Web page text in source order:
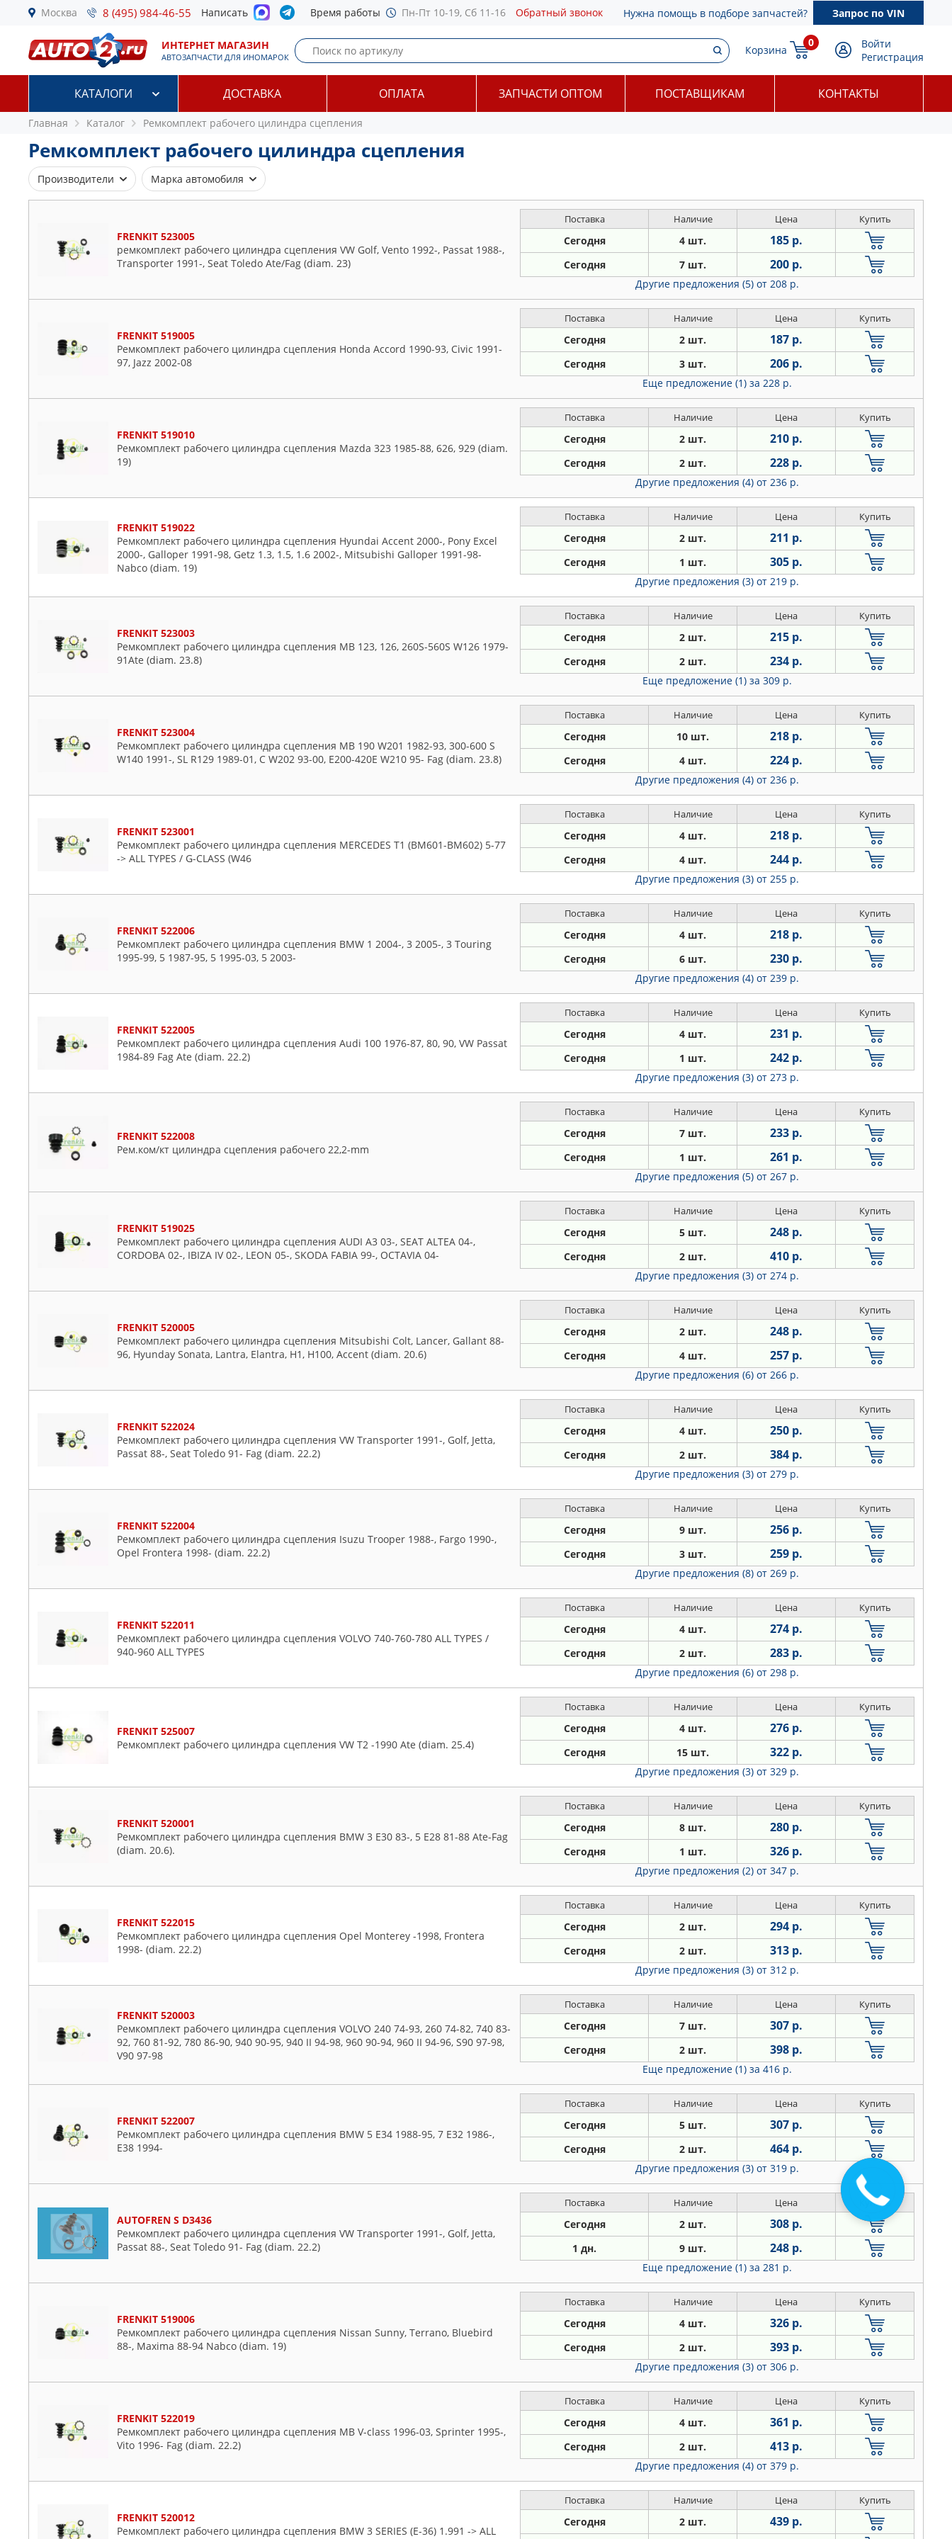
Москва 8 (495) 984-46-55 Написать Время работы Пн-Пт 10-19, Сб 11-16 Обратный звонок Нужна помощь в подборе запчастей? Запрос по VIN
ИНТЕРНЕТ МАГАЗИН
АВТОЗАПЧАСТИ ДЛЯ ИНОМАРОК
Корзина
0
Войти
Регистрация
КАТАЛОГИ ДОСТАВКА ОПЛАТА ЗАПЧАСТИ ОПТОМ ПОСТАВЩИКАМ КОНТАКТЫ
Главная Каталог Ремкомплект рабочего цилиндра сцепления
Ремкомплект рабочего цилиндра сцепления
Производители
AUTOFREN S
ERT
FEBEST
GM
ISUZU
NISSAN
TOYOTA
Марка автомобиля
Alfa Romeo
BMW
Chevrolet
Daewoo
Fiat
Ford
Hyundai
Jaguar
Jeep
Mazda
Mercedes
Mitsubishi
Porsche
Renault
Skoda
Subaru
VW
FRENKIT 523005
ремкомплект рабочего цилиндра сцепления VW Golf, Vento 1992-, Passat 1988-,
Transporter 1991-, Seat Toledo Ate/Fag (diam. 23)
Поставка Наличие Цена Купить
Сегодня 4 шт. 185 р.
Сегодня 7 шт. 200 р.
Другие предложения (5) от 208 р.
FRENKIT 519005
Ремкомплект рабочего цилиндра сцепления Honda Accord 1990-93, Civic 1991-
97, Jazz 2002-08
Поставка Наличие Цена Купить
Сегодня 2 шт. 187 р.
Сегодня 3 шт. 206 р.
Еще предложение (1) за 228 р.
FRENKIT 519010
Ремкомплект рабочего цилиндра сцепления Mazda 323 1985-88, 626, 929 (diam.
19)
Поставка Наличие Цена Купить
Сегодня 2 шт. 210 р.
Сегодня 2 шт. 228 р.
Другие предложения (4) от 236 р.
FRENKIT 519022
Ремкомплект рабочего цилиндра сцепления Hyundai Accent 2000-, Pony Excel
2000-, Galloper 1991-98, Getz 1.3, 1.5, 1.6 2002-, Mitsubishi Galloper 1991-98-
Nabco (diam. 19)
Поставка Наличие Цена Купить
Сегодня 2 шт. 211 р.
Сегодня 1 шт. 305 р.
Другие предложения (3) от 219 р.
FRENKIT 523003
Ремкомплект рабочего цилиндра сцепления MB 123, 126, 260S-560S W126 1979-
91Ate (diam. 23.8)
Поставка Наличие Цена Купить
Сегодня 2 шт. 215 р.
Сегодня 2 шт. 234 р.
Еще предложение (1) за 309 р.
FRENKIT 523004
Ремкомплект рабочего цилиндра сцепления MB 190 W201 1982-93, 300-600 S
W140 1991-, SL R129 1989-01, C W202 93-00, E200-420E W210 95- Fag (diam. 23.8)
Поставка Наличие Цена Купить
Сегодня 10 шт. 218 р.
Сегодня 4 шт. 224 р.
Другие предложения (4) от 236 р.
FRENKIT 523001
Ремкомплект рабочего цилиндра сцепления MERCEDES T1 (BM601-BM602) 5-77
-> ALL TYPES / G-CLASS (W46
Поставка Наличие Цена Купить
Сегодня 4 шт. 218 р.
Сегодня 4 шт. 244 р.
Другие предложения (3) от 255 р.
FRENKIT 522006
Ремкомплект рабочего цилиндра сцепления BMW 1 2004-, 3 2005-, 3 Touring
1995-99, 5 1987-95, 5 1995-03, 5 2003-
Поставка Наличие Цена Купить
Сегодня 4 шт. 218 р.
Сегодня 6 шт. 230 р.
Другие предложения (4) от 239 р.
FRENKIT 522005
Ремкомплект рабочего цилиндра сцепления Audi 100 1976-87, 80, 90, VW Passat
1984-89 Fag Ate (diam. 22.2)
Поставка Наличие Цена Купить
Сегодня 4 шт. 231 р.
Сегодня 1 шт. 242 р.
Другие предложения (3) от 273 р.
FRENKIT 522008
Рем.ком/кт цилиндра сцепления рабочего 22,2-mm
Поставка Наличие Цена Купить
Сегодня 7 шт. 233 р.
Сегодня 1 шт. 261 р.
Другие предложения (5) от 267 р.
FRENKIT 519025
Ремкомплект рабочего цилиндра сцепления AUDI A3 03-, SEAT ALTEA 04-,
CORDOBA 02-, IBIZA IV 02-, LEON 05-, SKODA FABIA 99-, OCTAVIA 04-
Поставка Наличие Цена Купить
Сегодня 5 шт. 248 р.
Сегодня 2 шт. 410 р.
Другие предложения (3) от 274 р.
FRENKIT 520005
Ремкомплект рабочего цилиндра сцепления Mitsubishi Colt, Lancer, Gallant 88-
96, Hyunday Sonata, Lantra, Elantra, H1, H100, Accent (diam. 20.6)
Поставка Наличие Цена Купить
Сегодня 2 шт. 248 р.
Сегодня 4 шт. 257 р.
Другие предложения (6) от 266 р.
FRENKIT 522024
Ремкомплект рабочего цилиндра сцепления VW Transporter 1991-, Golf, Jetta,
Passat 88-, Seat Toledo 91- Fag (diam. 22.2)
Поставка Наличие Цена Купить
Сегодня 4 шт. 250 р.
Сегодня 2 шт. 384 р.
Другие предложения (3) от 279 р.
FRENKIT 522004
Ремкомплект рабочего цилиндра сцепления Isuzu Trooper 1988-, Fargo 1990-,
Opel Frontera 1998- (diam. 22.2)
Поставка Наличие Цена Купить
Сегодня 9 шт. 256 р.
Сегодня 3 шт. 259 р.
Другие предложения (8) от 269 р.
FRENKIT 522011
Ремкомплект рабочего цилиндра сцепления VOLVO 740-760-780 ALL TYPES /
940-960 ALL TYPES
Поставка Наличие Цена Купить
Сегодня 4 шт. 274 р.
Сегодня 2 шт. 283 р.
Другие предложения (6) от 298 р.
FRENKIT 525007
Ремкомплект рабочего цилиндра сцепления VW T2 -1990 Ate (diam. 25.4)
Поставка Наличие Цена Купить
Сегодня 4 шт. 276 р.
Сегодня 15 шт. 322 р.
Другие предложения (3) от 329 р.
FRENKIT 520001
Ремкомплект рабочего цилиндра сцепления BMW 3 E30 83-, 5 E28 81-88 Ate-Fag
(diam. 20.6).
Поставка Наличие Цена Купить
Сегодня 8 шт. 280 р.
Сегодня 1 шт. 326 р.
Другие предложения (2) от 347 р.
FRENKIT 522015
Ремкомплект рабочего цилиндра сцепления Opel Monterey -1998, Frontera
1998- (diam. 22.2)
Поставка Наличие Цена Купить
Сегодня 2 шт. 294 р.
Сегодня 2 шт. 313 р.
Другие предложения (3) от 312 р.
FRENKIT 520003
Ремкомплект рабочего цилиндра сцепления VOLVO 240 74-93, 260 74-82, 740 83-
92, 760 81-92, 780 86-90, 940 90-95, 940 II 94-98, 960 90-94, 960 II 94-96, S90 97-98,
V90 97-98
Поставка Наличие Цена Купить
Сегодня 7 шт. 307 р.
Сегодня 2 шт. 398 р.
Еще предложение (1) за 416 р.
FRENKIT 522007
Ремкомплект рабочего цилиндра сцепления BMW 5 E34 1988-95, 7 E32 1986-,
E38 1994-
Поставка Наличие Цена Купить
Сегодня 5 шт. 307 р.
Сегодня 2 шт. 464 р.
Другие предложения (3) от 319 р.
AUTOFREN S D3436
Ремкомплект рабочего цилиндра сцепления VW Transporter 1991-, Golf, Jetta,
Passat 88-, Seat Toledo 91- Fag (diam. 22.2)
Поставка Наличие Цена Купить
Сегодня 2 шт. 308 р.
1 дн. 9 шт. 248 р.
Еще предложение (1) за 281 р.
FRENKIT 519006
Ремкомплект рабочего цилиндра сцепления Nissan Sunny, Terrano, Bluebird
88-, Maxima 88-94 Nabco (diam. 19)
Поставка Наличие Цена Купить
Сегодня 4 шт. 326 р.
Сегодня 2 шт. 393 р.
Другие предложения (3) от 306 р.
FRENKIT 522019
Ремкомплект рабочего цилиндра сцепления MB V-class 1996-03, Sprinter 1995-,
Vito 1996- Fag (diam. 22.2)
Поставка Наличие Цена Купить
Сегодня 4 шт. 361 р.
Сегодня 2 шт. 413 р.
Другие предложения (4) от 379 р.
FRENKIT 520012
Ремкомплект рабочего цилиндра сцепления BMW 3 SERIES (E-36) 1.991 -> ALL
Поставка Наличие Цена Купить
Сегодня 2 шт.
439 р.
Закажите
звонок